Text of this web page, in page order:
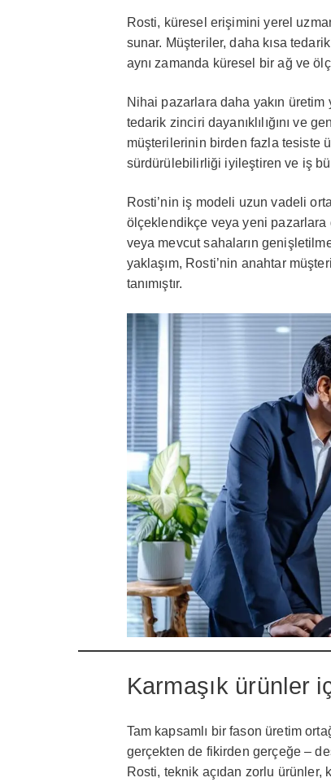
Rosti, küresel erişimini yerel
sunar. Müşteriler, daha kısa
aynı zamanda küresel bir ağ ve
Nihai pazarlara daha yakın
tedarik zinciri dayanıklılığını ve
müşterilerinin birden fazla tesiste
sürdürülebilirliği iyileştiren ve iş
Rosti’nin iş modeli uzun vadeli
ölçeklendikçe veya yeni pazarlara
veya mevcut sahaların
yaklaşım, Rosti’nin anahtar
tanımıştır.
Karmaşık ürünler
Tam kapsamlı bir fason üretim
gerçekten de fikirden gerçeğe –
Rosti, teknik açıdan zorlu